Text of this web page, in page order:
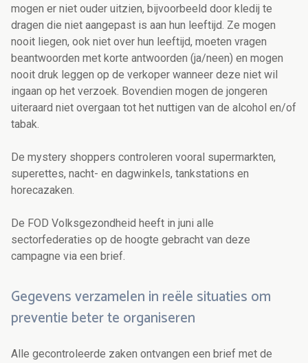
mogen er niet ouder uitzien, bijvoorbeeld door kledij te
dragen die niet aangepast is aan hun leeftijd. Ze mogen
nooit liegen, ook niet over hun leeftijd, moeten vragen
beantwoorden met korte antwoorden (ja/neen) en mogen
nooit druk leggen op de verkoper wanneer deze niet wil
ingaan op het verzoek. Bovendien mogen de jongeren
uiteraard niet overgaan tot het nuttigen van de alcohol en/of
tabak.
De mystery shoppers controleren vooral supermarkten,
superettes, nacht- en dagwinkels, tankstations en
horecazaken.
De FOD Volksgezondheid heeft in juni alle
sectorfederaties op de hoogte gebracht van deze
campagne via een brief.
Gegevens verzamelen in reële situaties om
preventie beter te organiseren
Alle gecontroleerde zaken ontvangen een brief met de